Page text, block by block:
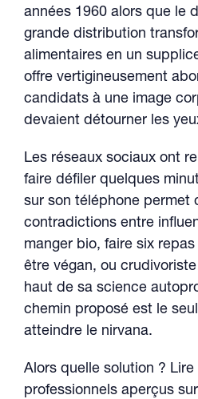
années 1960 alors que le
grande distribution
alimentaires en un
offre vertigineusement
candidats à une image
devaient détourner les
Les réseaux sociaux ont
faire défiler quelques
sur son téléphone permet
contradictions entre
manger bio, faire six
être végan, ou
haut de sa science
chemin proposé est le
atteindre le nirvana.
Alors quelle solution ?
professionnels aperçus